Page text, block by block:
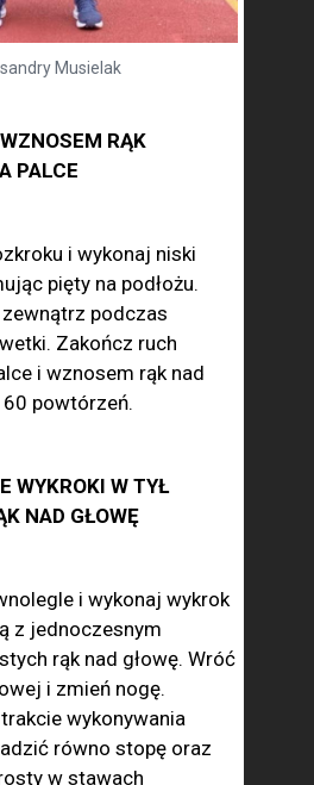
Musielak
RĄK
PALCE
i wykonaj niski
pięty na podłożu.
podczas
Zakończ ruch
i wznosem rąk nad
60 powtórzeń.
WYKROKI W TYŁ
NAD GŁOWĘ
i wykonaj wykrok
z jednoczesnym
rąk nad głowę. Wróć
i zmień nogę.
wykonywania
równo stopę oraz
w stawach